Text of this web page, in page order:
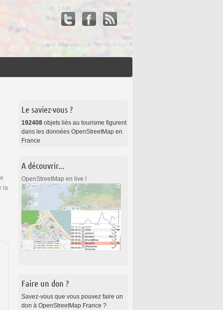
la
Le saviez-vous ?
192408 objets liés au tourisme figurent
dans les données OpenStreetMap en
France
A découvrir...
Services et outils d'OSM-FR
OpenStreetMap en live !
Faire un don ?
Savez-vous que vous pouvez faire un
don à OpenStreetMap France ?